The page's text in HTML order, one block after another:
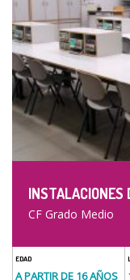
INSTALACIONES
CF Grado Medio
EDAD
A PARTIR DE 16 AÑOS